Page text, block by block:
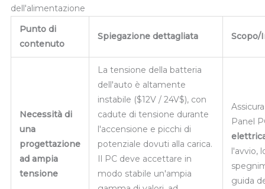
dell'alimentazione
Punto di
contenuto
Spiegazione dettagliata Scopo/
Necessità di
una
progettazione
ad ampia
tensione
La tensione della batteria
dell'auto è altamente
instabile ($12V / 24V$), con
cadute di tensione durante
l'accensione e picchi di
potenziale dovuti alla carica.
Il PC deve accettare in
modo stabile un'ampia
Panel
l'avvio,
guida